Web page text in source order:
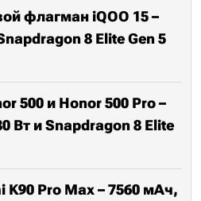
флагман iQOO 15 –
8 Elite Gen 5
500 и Honor 500 Pro –
Вт и Snapdragon 8 Elite
K90 Pro Max – 7560 мАч,